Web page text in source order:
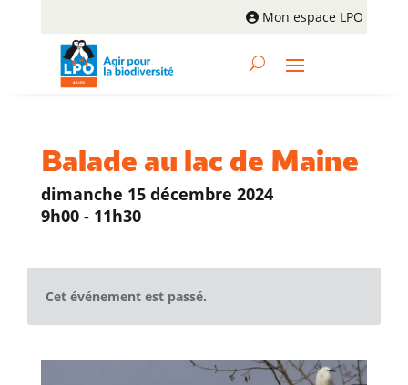
Mon espace LPO
Balade au lac de Maine
dimanche 15 décembre 2024
9h00 - 11h30
Cet événement est passé.